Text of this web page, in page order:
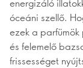
energizáló
óceáni szellő.
ezek a
és felemelő
frissességet